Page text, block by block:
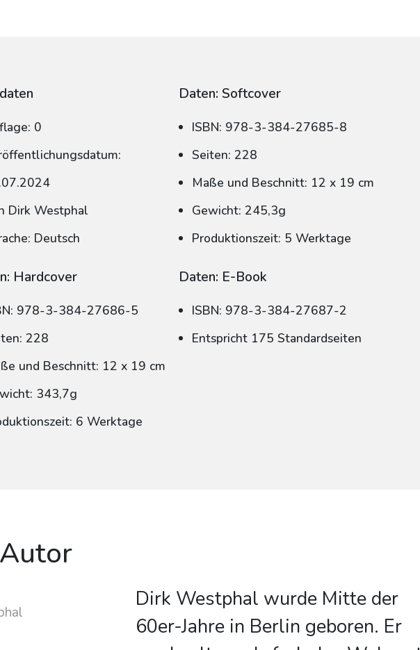
0
Dirk Westphal
Deutsch
Daten: Softcover
ISBN: 978-3-384-27685-8
Seiten: 228
Maße und Beschnitt: 12 x 19 cm
Gewicht: 245,3g
Produktionszeit: 5 Werktage
Hardcover
978-3-384-27686-5
228
und Beschnitt: 12 x 19 cm
343,7g
6 Werktage
Daten: E-Book
ISBN: 978-3-384-27687-2
Entspricht 175 Standardseiten
Dirk Westphal wurde Mitte der
60er-Jahre in Berlin geboren. Er